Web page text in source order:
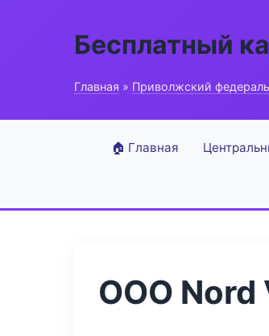
Бесплатный
Главная » Приволжский
🏠 Главная
ООО Nord